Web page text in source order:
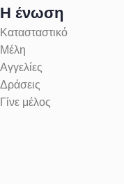
Η ένωση
Κατασταστικό
Μέλη
Αγγελίες
Δράσεις
Γίνε μέλος